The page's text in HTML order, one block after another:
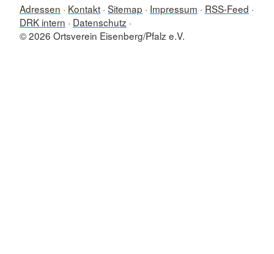
Adressen Kontakt Sitemap Impressum
RSS-Feed
DRK intern
Datenschutz
© 2026 Ortsverein Eisenberg/Pfalz e.V.